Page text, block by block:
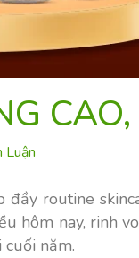
Luận
routine
hôm nay, rinh
năm.